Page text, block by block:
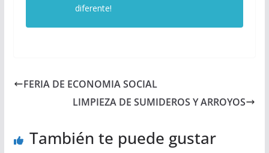
diferente!
FERIA DE ECONOMIA SOCIAL
LIMPIEZA DE SUMIDEROS Y ARROYOS
También te puede gustar